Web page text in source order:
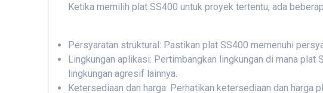
Ketika memilih plat SS400 untuk proyek tertentu, ada
Persyaratan struktural: Pastikan plat SS400 memenuhi
Lingkungan aplikasi: Pertimbangkan lingkungan di mana plat
lingkungan agresif lainnya.
Ketersediaan dan harga: Perhatikan ketersediaan dan harga